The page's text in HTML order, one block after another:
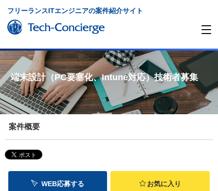
フリーランスITエンジニアの案件紹介サイト
端末設計（PC要塞化、Intune対応）技術者募集
案件概要
WEB応募する お気に入り